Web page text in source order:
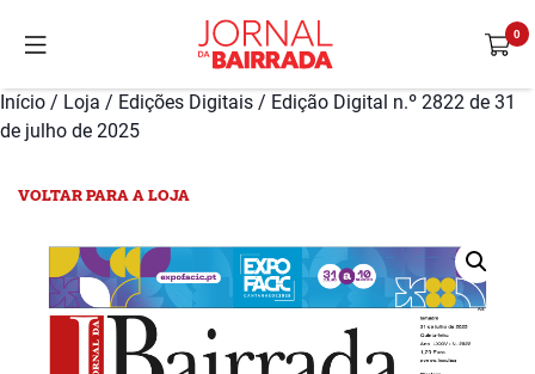
Início / Loja / Edições Digitais / Edição Digital n.º 2822 de 31
de julho de 2025
VOLTAR PARA A LOJA